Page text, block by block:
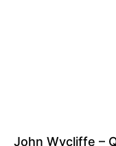
John Wycliffe –